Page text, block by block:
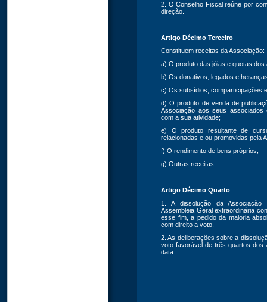
2. O Conselho Fiscal reúne por
direção.
Artigo Décimo Terceiro
Constituem receitas da Associação:
a) O produto das jóias e quotas dos
b) Os donativos, legados e
c) Os subsídios, comparticipações
d) O produto de venda de
Associação aos seus associados
com a sua atividade;
e) O produto resultante de
relacionadas e ou promovidas pela
f) O rendimento de bens próprios;
g) Outras receitas.
Artigo Décimo Quarto
1. A dissolução da Associação
Assembleia Geral extraordinária
esse fim, a pedido da maioria
com direito a voto.
2. As deliberações sobre a
voto favorável de três quartos dos
data.